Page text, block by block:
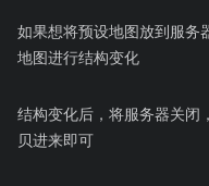
如果想将预设地图放到服务
地图进行结构变化
结构变化后，将服务器关闭
贝进来即可